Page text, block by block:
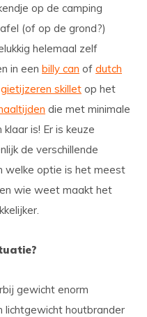
op de camping
(of op de grond?)
helemaal zelf
in een billy can of dutch
gietijzeren skillet op het
die met minimale
is! Er is keuze
de verschillende
welke optie is het meest
wie weet maakt het
gewicht enorm
lichtgewicht houtbrander